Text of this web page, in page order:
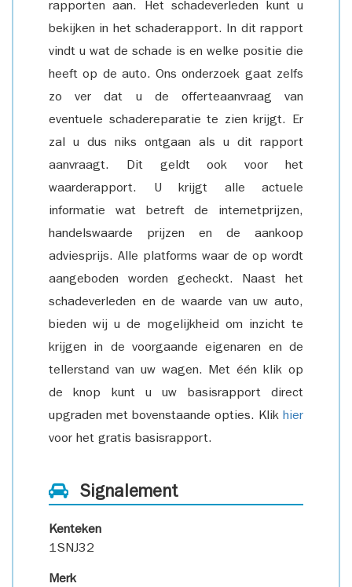
rapporten aan. Het schadeverleden kunt u
bekijken in het schaderapport. In dit rapport
vindt u wat de schade is en welke positie die
heeft op de auto. Ons onderzoek gaat zelfs
zo ver dat u de offerteaanvraag van
eventuele schadereparatie te zien krijgt. Er
zal u dus niks ontgaan als u dit rapport
aanvraagt. Dit geldt ook voor het
waarderapport. U krijgt alle actuele
informatie wat betreft de internetprijzen,
handelswaarde prijzen en de aankoop
adviesprijs. Alle platforms waar de op wordt
aangeboden worden gecheckt. Naast het
schadeverleden en de waarde van uw auto,
bieden wij u de mogelijkheid om inzicht te
krijgen in de voorgaande eigenaren en de
tellerstand van uw wagen. Met één klik op
de knop kunt u uw basisrapport direct
upgraden met bovenstaande opties. Klik hier
voor het gratis basisrapport.
Signalement
Kenteken
1SNJ32
Merk